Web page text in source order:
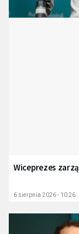
Wiceprezes
6 sierpnia 2026 - 10:26